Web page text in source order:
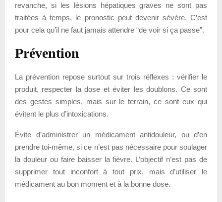
revanche, si les lésions hépatiques graves ne sont pas
traitées à temps, le pronostic peut devenir sévère. C’est
pour cela qu’il ne faut jamais attendre “de voir si ça passe”.
Prévention
La prévention repose surtout sur trois réflexes : vérifier le
produit, respecter la dose et éviter les doublons. Ce sont
des gestes simples, mais sur le terrain, ce sont eux qui
évitent le plus d’intoxications.
Évite d’administrer un médicament antidouleur, ou d’en
prendre toi-même, si ce n’est pas nécessaire pour soulager
la douleur ou faire baisser la fièvre. L’objectif n’est pas de
supprimer tout inconfort à tout prix, mais d’utiliser le
médicament au bon moment et à la bonne dose.